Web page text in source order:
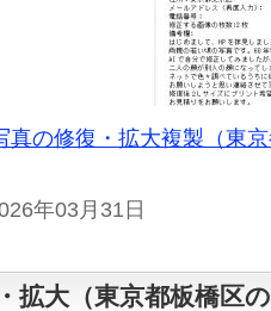
真の修復・拡大複製（東
年03月31日
拡大（東京都板橋区